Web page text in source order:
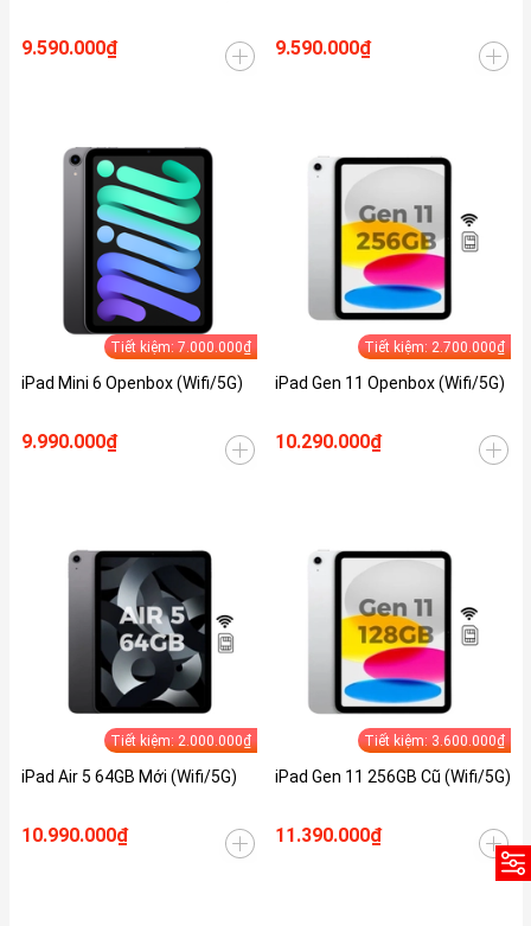
9.590.000₫ 9.590.000₫
Tiết kiệm: 7.000.000₫
iPad Mini 6 Openbox (Wifi/5G)
9.990.000₫
Tiết kiệm: 2.700.000₫
iPad Gen 11 Openbox (Wifi/5G)
10.290.000₫
Tiết kiệm: 2.000.000₫
iPad Air 5 64GB Mới (Wifi/5G)
10.990.000₫
Tiết kiệm: 3.600.000₫
iPad Gen 11 256GB Cũ (Wifi/5G)
11.390.000₫